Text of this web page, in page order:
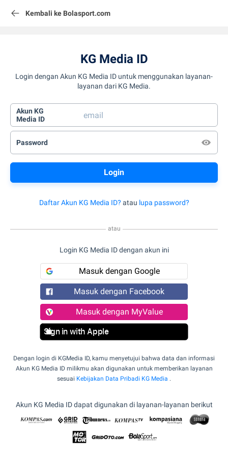
Kembali ke Bolasport.com
KG Media ID
Login dengan Akun KG Media ID untuk menggunakan layanan-
layanan dari KG Media.
Akun KG
Media ID
Password
Daftar Akun KG Media ID? atau lupa password?
atau
Login KG Media ID dengan akun ini
Masuk dengan Google
Masuk dengan Facebook
Masuk dengan MyValue
Sign in with Apple
Dengan login di KGMedia ID, kamu menyetujui bahwa data dan informasi
Akun KG Media ID milikmu akan digunakan untuk memberikan layanan
sesuai Kebijakan Data Pribadi KG Media .
Akun KG Media ID dapat digunakan di layanan-layanan berikut